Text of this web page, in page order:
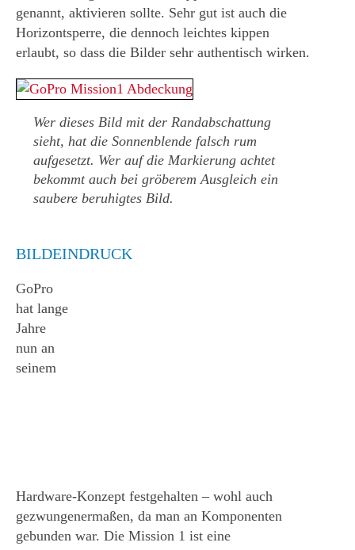
genannt, aktivieren sollte. Sehr gut ist auch die
Horizontsperre, die dennoch leichtes kippen
erlaubt, so dass die Bilder sehr authentisch wirken.
Wer dieses Bild mit der Randabschattung
sieht, hat die Sonnenblende falsch rum
aufgesetzt. Wer auf die Markierung achtet
bekommt auch bei gröberem Ausgleich ein
saubere beruhigtes Bild.
BILDEINDRUCK
GoPro
hat lange
Jahre
nun an
seinem
Hardware-Konzept festgehalten – wohl auch
gezwungenermaßen, da man an Komponenten
gebunden war. Die Mission 1 ist eine